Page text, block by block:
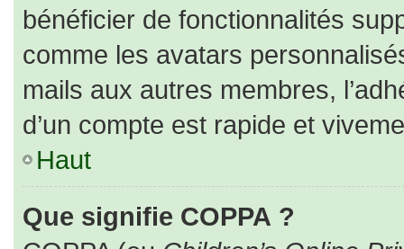
bénéficier de fonctionnalités
comme les avatars
mails aux autres membres,
d’un compte est rapide et
Haut
Que signifie COPPA ?